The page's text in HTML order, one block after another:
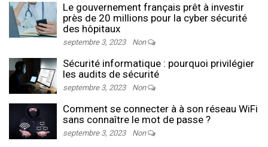
Le gouvernement français prêt à investir
près de 20 millions pour la cyber sécurité
des hôpitaux
septembre 3, 2023 Non
Sécurité informatique : pourquoi privilégier
les audits de sécurité
septembre 3, 2023 Non
Comment se connecter à à son réseau WiFi
sans connaître le mot de passe ?
septembre 3, 2023 Non